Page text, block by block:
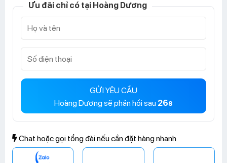
Ưu đãi chỉ có tại Hoàng Dương
GỬI YÊU CẦU
Hoàng Dương sẽ phản hồi sau 26s
Chat hoặc gọi tổng đài nếu cần đặt hàng nhanh